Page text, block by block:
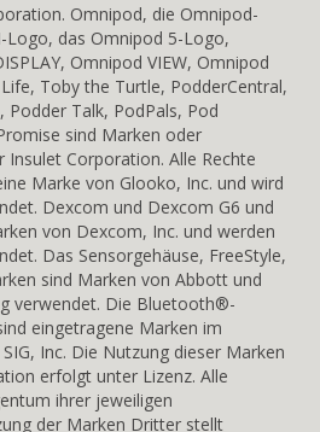
Omnipod, die Omnipod-
Logo, das Omnipod 5-Logo,
Omnipod VIEW, Omnipod
Toby the Turtle, PodderCentral,
Podder Talk, PodPals, Pod
sind Marken oder
Insulet Corporation. Alle Rechte
Marke von Glooko, Inc. und wird
Dexcom und Dexcom G6 und
von Dexcom, Inc. und werden
Das Sensorgehäuse, FreeStyle,
sind Marken von Abbott und
verwendet. Die Bluetooth®-
eingetragene Marken im
Inc. Die Nutzung dieser Marken
erfolgt unter Lizenz. Alle
ihrer jeweiligen
der Marken Dritter stellt